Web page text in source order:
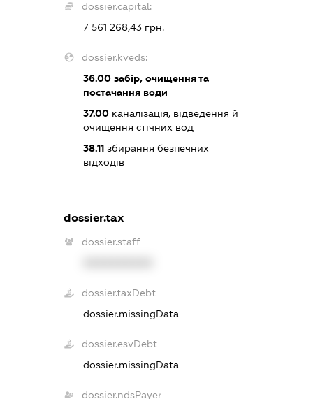
dossier.capital:
7 561 268,43 грн.
dossier.kveds:
36.00забір, очищення та
постачання води
37.00каналізація, відведення й
очищення стічних вод
38.11збирання безпечних
відходів
dossier.tax
dossier.staff
dossier.taxDebt
dossier.missingData
dossier.esvDebt
dossier.missingData
dossier.ndsPayer